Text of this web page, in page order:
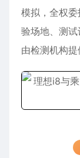
模拟，全权
验场地、测
由检测机构提